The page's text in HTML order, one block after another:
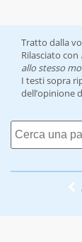
Tratto dalla
Rilasciato con
allo stesso
I testi sopra
dell’opinione